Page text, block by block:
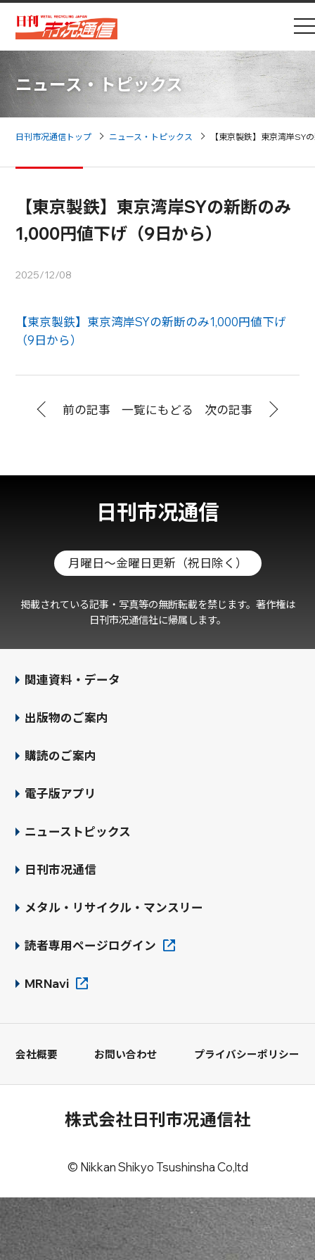
ニュース・トピックス
日刊市况通信トップ ニュース・トピックス 【東京製鉄】東京湾岸SY
【東京製鉄】東京湾岸SYの新断のみ
1,000円値下げ（9日から）
2025/12/08
【東京製鉄】東京湾岸SYの新断のみ1,000円値下げ
（9日から）
前の記事 一覧にもどる 次の記事
日刊市况通信
月曜日～金曜日更新（祝日除く）
掲載されている記事・写真等の無断転載を禁じます。著作権は
日刊市况通信社に帰属します。
関連資料・データ
出版物のご案内
購読のご案内
電子版アプリ
ニューストピックス
日刊市况通信
メタル・リサイクル・マンスリー
読者専用ページログイン
MRNavi
会社概要 お問い合わせ プライバシーポリシー
株式会社日刊市况通信社
© Nikkan Shikyo Tsushinsha Co,ltd